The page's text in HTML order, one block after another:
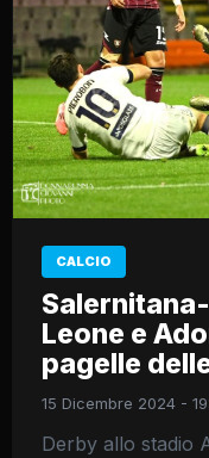
CALCIO
Leone e
pagelle
15 Dicembre 2024 -
Derby allo stadio